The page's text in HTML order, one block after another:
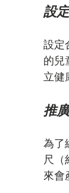
設
設定
的兒
立健
推
為了
尺（
來會